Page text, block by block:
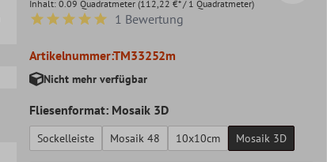
Inhalt: 0.09 Quadratmeter (112,22 €* / 1 Quadratmeter)
Durchschnittliche Bewertung von 5 von 5 Sternen
1 Bewertung
Artikelnummer:TM33252m
Nicht mehr verfügbar
Fliesenformat: Mosaik 3D
Sockelleiste Mosaik 48 10x10cm Mosaik 3D